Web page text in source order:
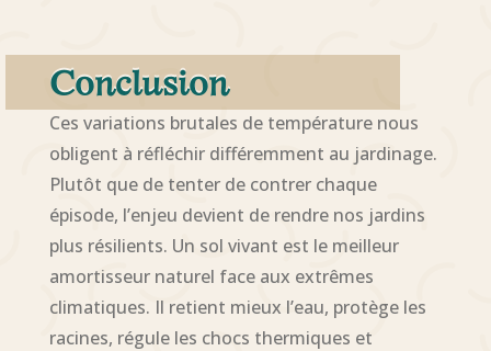
Conclusion
Ces variations brutales de température nous
obligent à réfléchir différemment au jardinage.
Plutôt que de tenter de contrer chaque
épisode, l’enjeu devient de rendre nos jardins
plus résilients. Un sol vivant est le meilleur
amortisseur naturel face aux extrêmes
climatiques. Il retient mieux l’eau, protège les
racines, régule les chocs thermiques et